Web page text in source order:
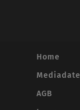
Home
AGB